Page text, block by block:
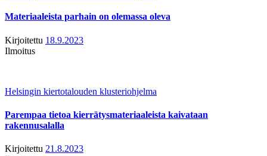
Materiaaleista parhain on olemassa oleva
Kirjoitettu 18.9.2023
Ilmoitus
Helsingin kiertotalouden klusteriohjelma
Parempaa tietoa kierrätysmateriaaleista kaivataan
rakennusalalla
Kirjoitettu 21.8.2023